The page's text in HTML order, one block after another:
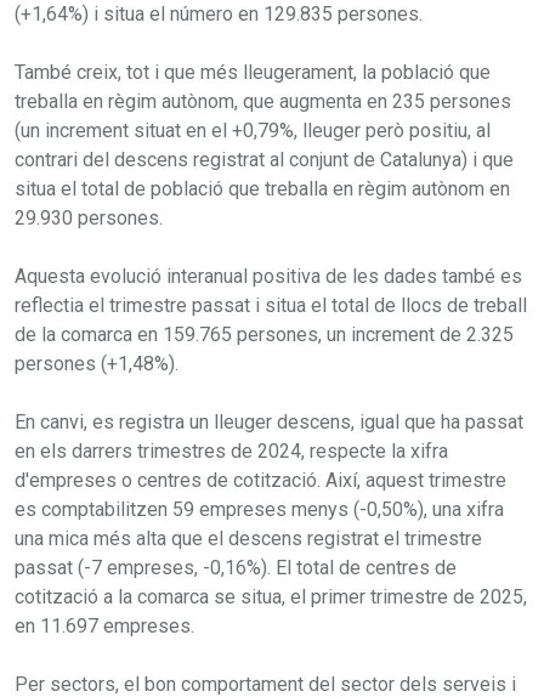
(+1,64%) i situa el número en 129.835 persones.
També creix, tot i que més lleugerament, la població que
treballa en règim autònom, que augmenta en 235 persones
(un increment situat en el +0,79%, lleuger però positiu, al
contrari del descens registrat al conjunt de Catalunya) i que
situa el total de població que treballa en règim autònom en
29.930 persones.
Aquesta evolució interanual positiva de les dades també es
reflectia el trimestre passat i situa el total de llocs de treball
de la comarca en 159.765 persones, un increment de 2.325
persones (+1,48%).
En canvi, es registra un lleuger descens, igual que ha passat
en els darrers trimestres de 2024, respecte la xifra
d'empreses o centres de cotització. Així, aquest trimestre
es comptabilitzen 59 empreses menys (-0,50%), una xifra
una mica més alta que el descens registrat el trimestre
passat (-7 empreses, -0,16%). El total de centres de
cotització a la comarca se situa, el primer trimestre de 2025,
en 11.697 empreses.
Per sectors, el bon comportament del sector dels serveis i